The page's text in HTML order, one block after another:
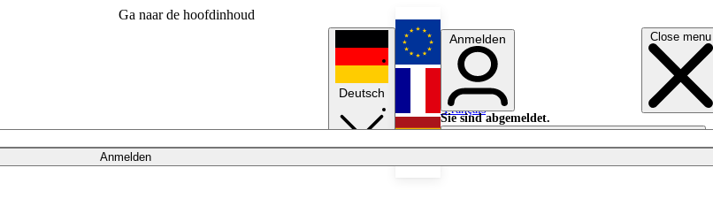
Ga naar de hoofdinhoud
Close menu
Anmelden
Deutsch
English
Français
Anmelden
Sie sind abgemeldet.
Anmelden
Licht aus